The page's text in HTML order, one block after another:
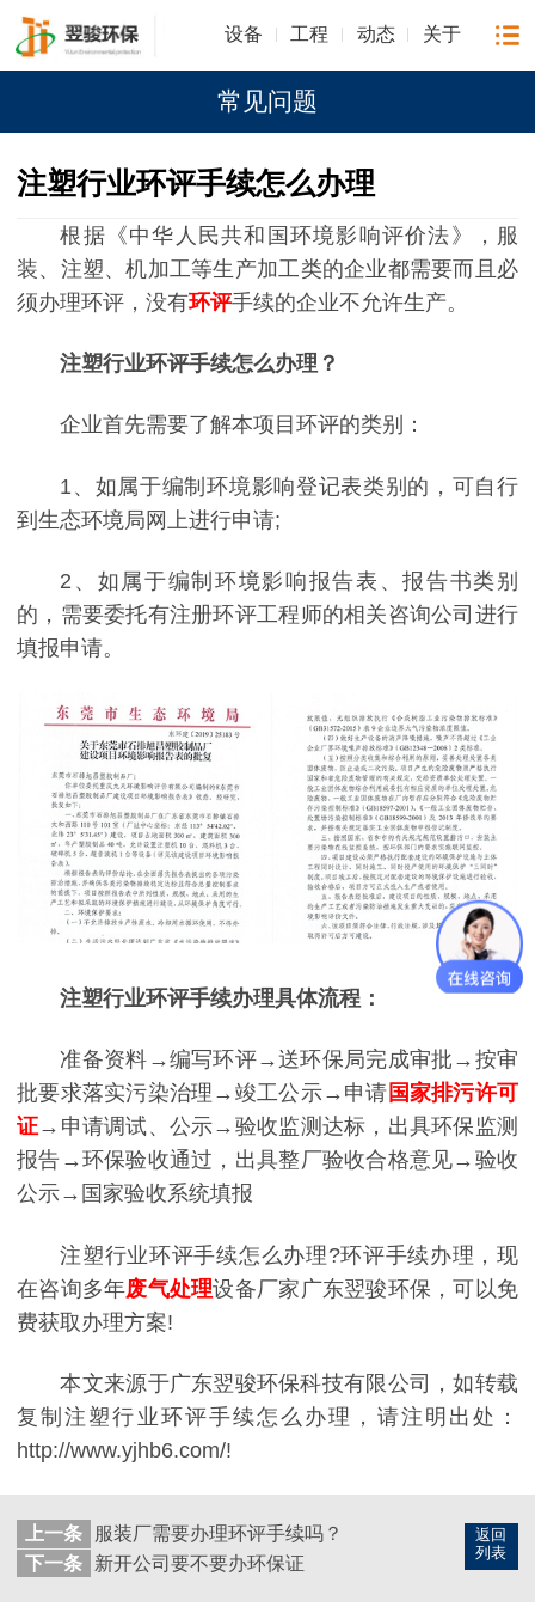
设备 工程 动态 关于
常见问题
注塑行业环评手续怎么办理
根据《中华人民共和国环境影响评价法》，服
装、注塑、机加工等生产加工类的企业都需要而且必
须办理环评，没有环评手续的企业不允许生产。
注塑行业环评手续怎么办理？
企业首先需要了解本项目环评的类别：
1、如属于编制环境影响登记表类别的，可自行
到生态环境局网上进行申请;
2、如属于编制环境影响报告表、报告书类别
的，需要委托有注册环评工程师的相关咨询公司进行
填报申请。
注塑行业环评手续办理具体流程：
准备资料→编写环评→送环保局完成审批→按审
批要求落实污染治理→竣工公示→申请 国家排污许可
证→申请调试、公示→验收监测达标，出具环保监测
报告→环保验收通过，出具整厂验收合格意见→验收
公示→国家验收系统填报
注塑行业环评手续怎么办理?环评手续办理，现
在咨询多年废气处理设备厂家广东翌骏环保，可以免
费获取办理方案!
本文来源于广东翌骏环保科技有限公司，如转载
复制注塑行业环评手续怎么办理，请注明出处：
http://www.yjhb6.com/!
返回
列表
上一条
服装厂需要办理环评手续吗？
下一条
新开公司要不要办环保证